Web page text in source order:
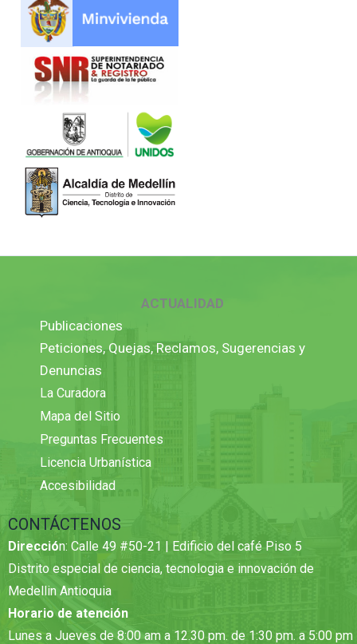
ACTUALIDAD
Publicaciones
Peticiones, Quejas, Reclamos, Sugerencias y
Denuncias
La Curadora
Mapa del Sitio
Preguntas Frecuentes
Licencia Urbanística
Accesibilidad
CONTÁCTENOS
Dirección: Calle 49 #50-21 | Edificio del café Piso 5
Distrito especial de ciencia, tecnologia e innovación de
Medellin Antioquia
Horario de atención
Lunes a Jueves de 8:00 am a 12.30 pm. de 1:30 pm. a 5:00 pm